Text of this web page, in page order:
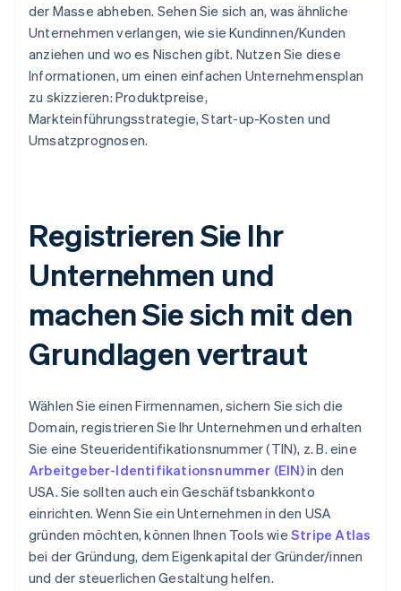
der Masse abheben. Sehen Sie sich an, was ähnliche
Unternehmen verlangen, wie sie Kundinnen/Kunden
anziehen und wo es Nischen gibt. Nutzen Sie diese
Informationen, um einen einfachen Unternehmensplan
zu skizzieren: Produktpreise,
Markteinführungsstrategie, Start-up-Kosten und
Umsatzprognosen.
Registrieren Sie Ihr
Unternehmen und
machen Sie sich mit den
Grundlagen vertraut
Wählen Sie einen Firmennamen, sichern Sie sich die
Domain, registrieren Sie Ihr Unternehmen und erhalten
Sie eine Steueridentifikationsnummer (TIN), z. B. eine
Arbeitgeber-Identifikationsnummer (EIN)in den
USA. Sie sollten auch ein Geschäftsbankkonto
einrichten. Wenn Sie ein Unternehmen in den USA
gründen möchten, können Ihnen Tools wie Stripe Atlas
bei der Gründung, dem Eigenkapital der Gründer/innen
und der steuerlichen Gestaltung helfen.